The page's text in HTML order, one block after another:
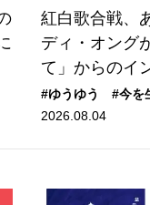
紅白歌合戦、
ディ・オング
て」からのイ
#ゆうゆう #今を
2026.08.04